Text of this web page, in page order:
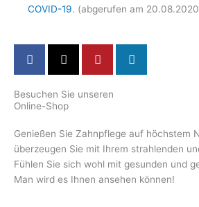
COVID-19. (abgerufen am
Besuchen Sie unseren
Online-Shop
Genießen Sie Zahnpflege auf höchstem
überzeugen Sie mit Ihrem strahlenden
Fühlen Sie sich wohl mit gesunden und
Man wird es Ihnen ansehen können!